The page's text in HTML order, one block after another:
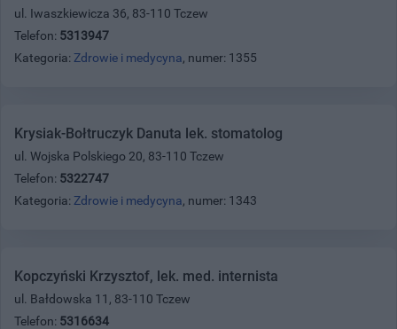
ul. Iwaszkiewicza 36, 83-110 Tczew
Telefon: 5313947
Kategoria: Zdrowie i medycyna, numer: 1355
Krysiak-Bołtruczyk Danuta lek. stomatolog
ul. Wojska Polskiego 20, 83-110 Tczew
Telefon: 5322747
Kategoria: Zdrowie i medycyna, numer: 1343
Kopczyński Krzysztof, lek. med. internista
ul. Bałdowska 11, 83-110 Tczew
Telefon: 5316634